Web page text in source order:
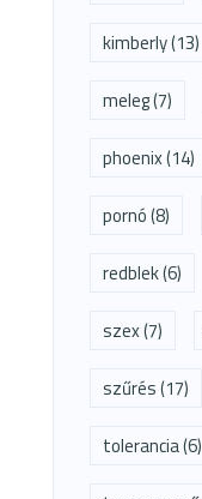
kimberly(13)
meleg(7)
phoenix(14)
pornó(8)
redblek(6)
szex(7)
szűrés(17)
tolerancia(6)